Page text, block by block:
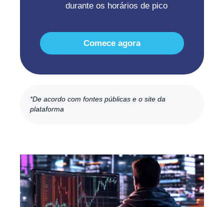
durante os horários de pico
Comece agora
*De acordo com fontes públicas e o site da
plataforma